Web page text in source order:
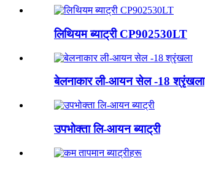
लिथियम ब्याट्री CP902530LT
बेलनाकार ली-आयन सेल -18 श्रृंखला
उपभोक्ता लि-आयन ब्याट्री